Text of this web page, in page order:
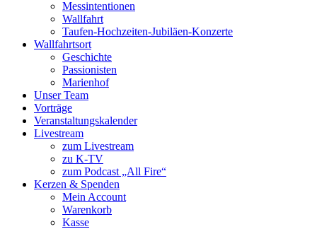
Messintentionen
Wallfahrt
Taufen-Hochzeiten-Jubiläen-Konzerte
Wallfahrtsort
Geschichte
Passionisten
Marienhof
Unser Team
Vorträge
Veranstaltungskalender
Livestream
zum Livestream
zu K-TV
zum Podcast „All Fire“
Kerzen & Spenden
Mein Account
Warenkorb
Kasse